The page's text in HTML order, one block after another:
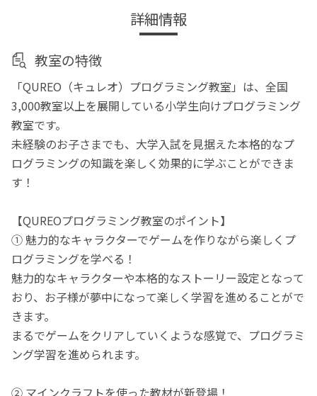
詳細情報
教室の特徴
「QUREO（キュレオ）プログラミング教室」は、全国
3,000教室以上を展開している小学生向けプログラミング
教室です。
未経験のお子さまでも、大学入試を見据えた本格的なプ
ログラミングの知識を楽しく効果的に学ぶことができま
す！
【QUREOプログラミング教室のポイント】
① 魅力的なキャラクターでゲームを作りながら楽しくプ
ログラミングを学べる！
魅力的なキャラクターや本格的なストーリー設定となって
おり、お子様が夢中になって楽しく学習を進めることがで
きます。
まるでゲームをクリアしていくような感覚で、プログラミ
ング学習を進められます。
② マインクラフトを使った教材が新登場！